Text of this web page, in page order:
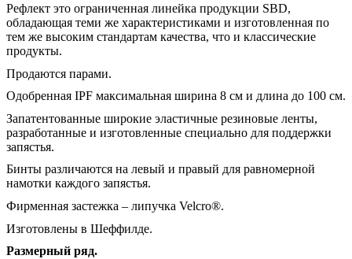
Рефлект это ограниченная линейка продукции SBD,
обладающая теми же характеристиками и изготовленная по
тем же высоким стандартам качества, что и классические
продукты.
Продаются парами.
Одобренная IPF максимальная ширина 8 см и длина до 100 см.
Запатентованные широкие эластичные резиновые ленты,
разработанные и изготовленные специально для поддержки
запястья.
Бинты различаются на левый и правый для равномерной
намотки каждого запястья.
Фирменная застежка – липучка Velcro®.
Изготовлены в Шеффилде.
Размерный ряд.